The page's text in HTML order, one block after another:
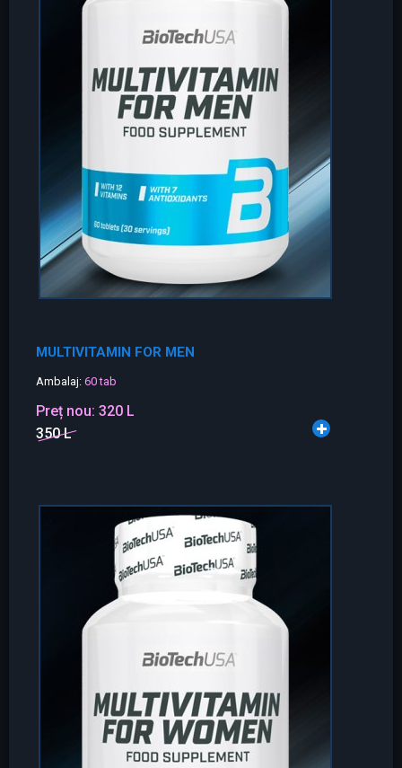
MULTIVITAMIN FOR MEN
Ambalaj: 60 tab
Preț nou: 320 L
350 L